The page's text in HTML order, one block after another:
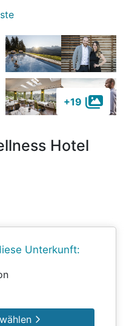
+19
Hotel
Unterkunft: